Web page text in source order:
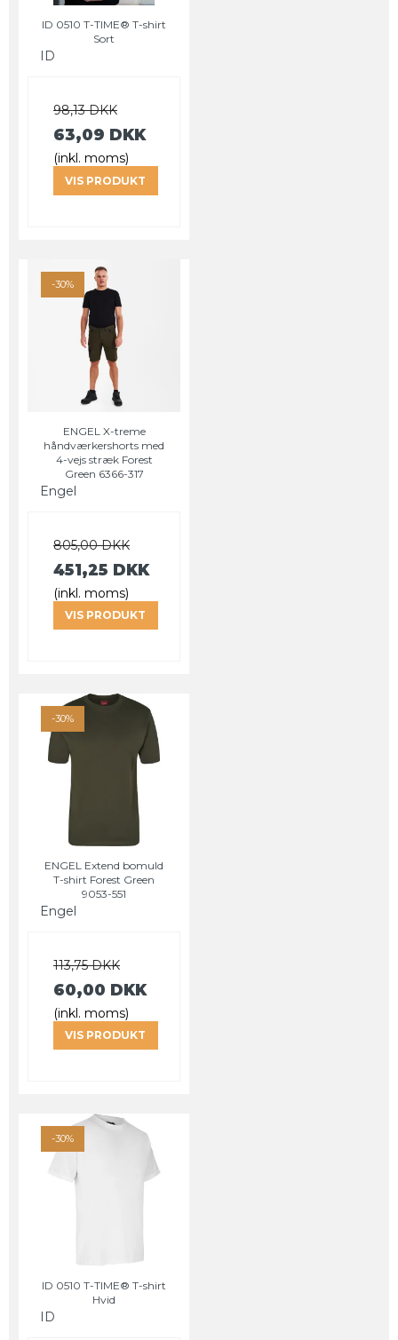
ID 0510 T-TIME® T-shirt
Sort
ID
98,13 DKK
63,09 DKK
(inkl. moms)
VIS PRODUKT
-30%
ENGEL X-treme
håndværkershorts med
4-vejs stræk Forest
Green 6366-317
Engel
805,00 DKK
451,25 DKK
(inkl. moms)
VIS PRODUKT
-30%
ENGEL Extend bomuld
T-shirt Forest Green
9053-551
Engel
113,75 DKK
60,00 DKK
(inkl. moms)
VIS PRODUKT
-30%
ID 0510 T-TIME® T-shirt
Hvid
ID